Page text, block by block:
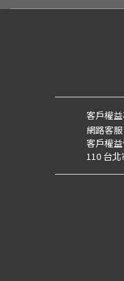
客戶權
網路客服
客戶權益
110 台